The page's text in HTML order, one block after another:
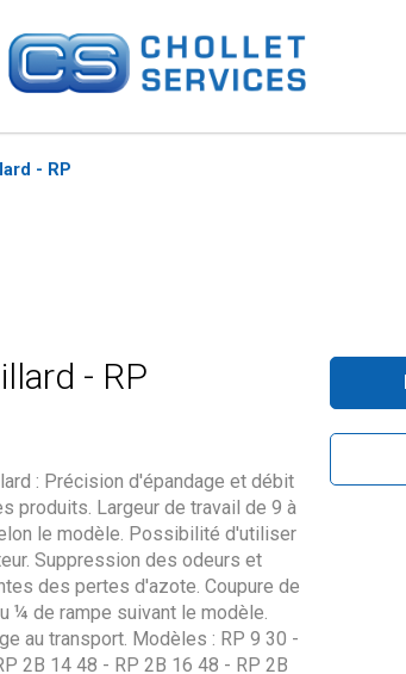
- RP
- RP
: Précision d'épandage et débit
produits. Largeur de travail de 9 à
le modèle. Possibilité d'utiliser
Suppression des odeurs et
des pertes d'azote. Coupure de
¼ de rampe suivant le modèle.
au transport. Modèles : RP 9 30 -
2B 14 48 - RP 2B 16 48 - RP 2B